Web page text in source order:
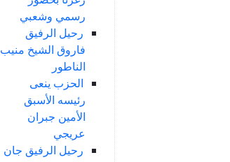
رسمي وشعبي
رحيل الرفيق
فاروق الشيخ منيب
الناطور
الحزب ينعى
رئيسه الأسبق
الأمين جبران
عريجي
رحيل الرفيق جان